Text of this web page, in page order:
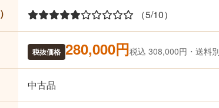
） （5/10）
税抜価格 280,000円税込 308,000円・送料
中古品